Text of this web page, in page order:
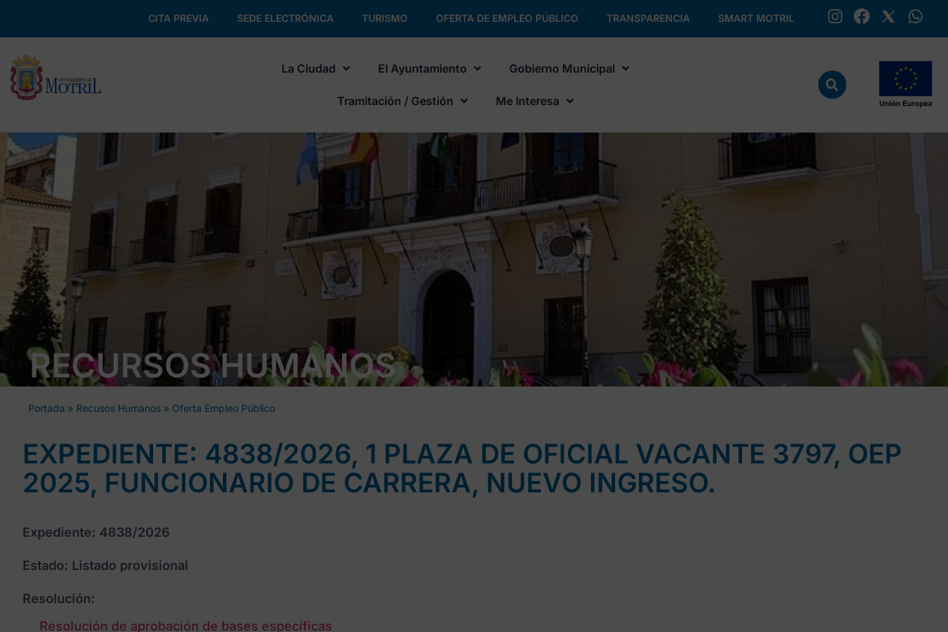
CITA PREVIA SEDE ELECTRÓNICA TURISMO OFERTA DE EMPLEO PÚBLICO TRANSPARENCIA SMART MOTRIL
La Ciudad El Ayuntamiento Gobierno Municipal
Tramitación / Gestión Me Interesa
RECURSOS HUMANOS
Portada » Recusos Humanos » Oferta Empleo Público
EXPEDIENTE: 4838/2026, 1 PLAZA DE OFICIAL VACANTE 3797, OEP
2025, FUNCIONARIO DE CARRERA, NUEVO INGRESO.
Expediente: 4838/2026
Estado: Listado provisional
Resolución:
Resolución de aprobación de bases específicas